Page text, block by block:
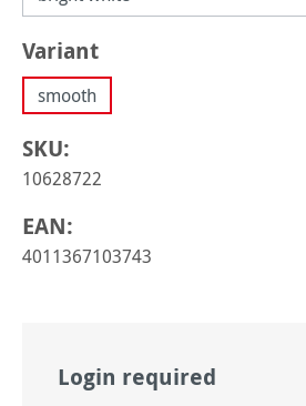
Sélectionnez
Variant
smooth
SKU:
10628722
EAN:
4011367103743
Login required